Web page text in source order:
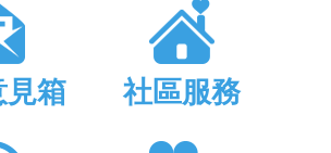
見箱 社區服務